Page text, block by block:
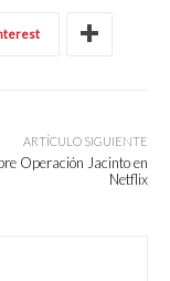
ARTÍCULO SIGUIENTE
Operación Jacinto en
Netflix